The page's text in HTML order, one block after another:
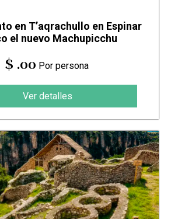
en T’aqrachullo en Espinar
el nuevo Machupicchu
$ .00 Por persona
Ver detalles